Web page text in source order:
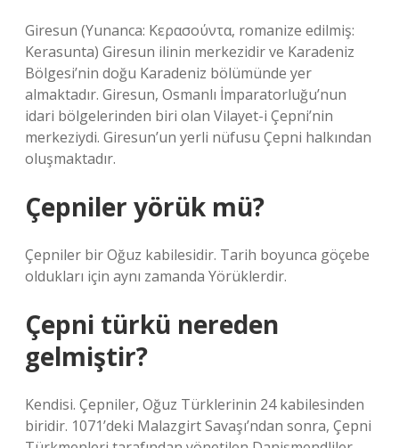
Giresun (Yunanca: Κερασούντα, romanize edilmiş:
Kerasunta) Giresun ilinin merkezidir ve Karadeniz
Bölgesi’nin doğu Karadeniz bölümünde yer
almaktadır. Giresun, Osmanlı İmparatorluğu’nun
idari bölgelerinden biri olan Vilayet-i Çepni’nin
merkeziydi. Giresun’un yerli nüfusu Çepni halkından
oluşmaktadır.
Çepniler yörük mü?
Çepniler bir Oğuz kabilesidir. Tarih boyunca göçebe
oldukları için aynı zamanda Yörüklerdir.
Çepni türkü nereden
gelmiştir?
Kendisi. Çepniler, Oğuz Türklerinin 24 kabilesinden
biridir. 1071’deki Malazgirt Savaşı’ndan sonra, Çepni